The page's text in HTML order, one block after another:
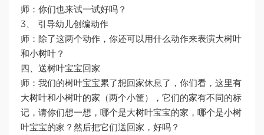
师：你们也来试一试好吗？
3、 引导幼儿创编动作
师：除了这两个动作，你还可以用什么动作来表演大树叶
和小树叶？
四、送树叶宝宝回家
师：我们的树叶宝宝累了想回家休息了，你们看，这里有
大树叶和小树叶的家（两个小筐），它们的家有不同的标
记，请你们想一想，哪个是大树叶宝宝的家，哪个是小树
叶宝宝的家？然后把它们送回家，好吗？